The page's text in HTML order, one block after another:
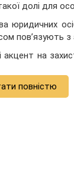
долі для
юридичних
пов’язують
на
повністю